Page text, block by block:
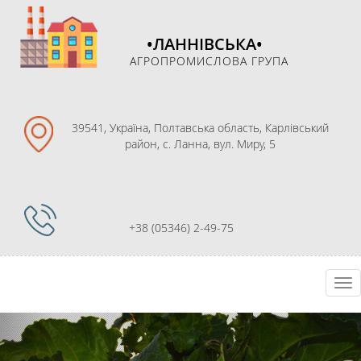
•ЛАННІВСЬКА•
АГРОПРОМИСЛОВА ГРУПА
39541, Україна, Полтавська область, Карлівський
район, с. Ланна, вул. Миру, 5
+38 (05346) 2-49-75
Previous